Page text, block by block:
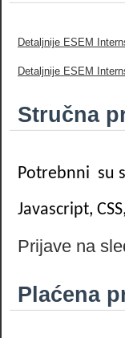
Detaljnije ESEM
Detaljnije ESEM
Stručna
Potrebnni su
Javascript,
Prijave na
Plaćena